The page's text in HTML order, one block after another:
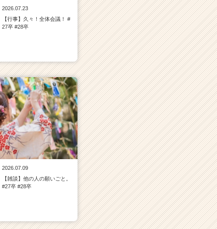
2026.07.23
【行事】久々！全体会議！ #
27卒 #28卒
2026.07.09
【雑談】他の人の願いごと。
#27卒 #28卒